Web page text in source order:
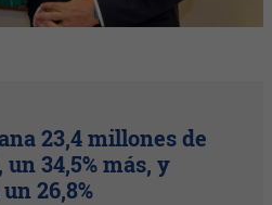
23,4 millones de
34,5% más, y
26,8%